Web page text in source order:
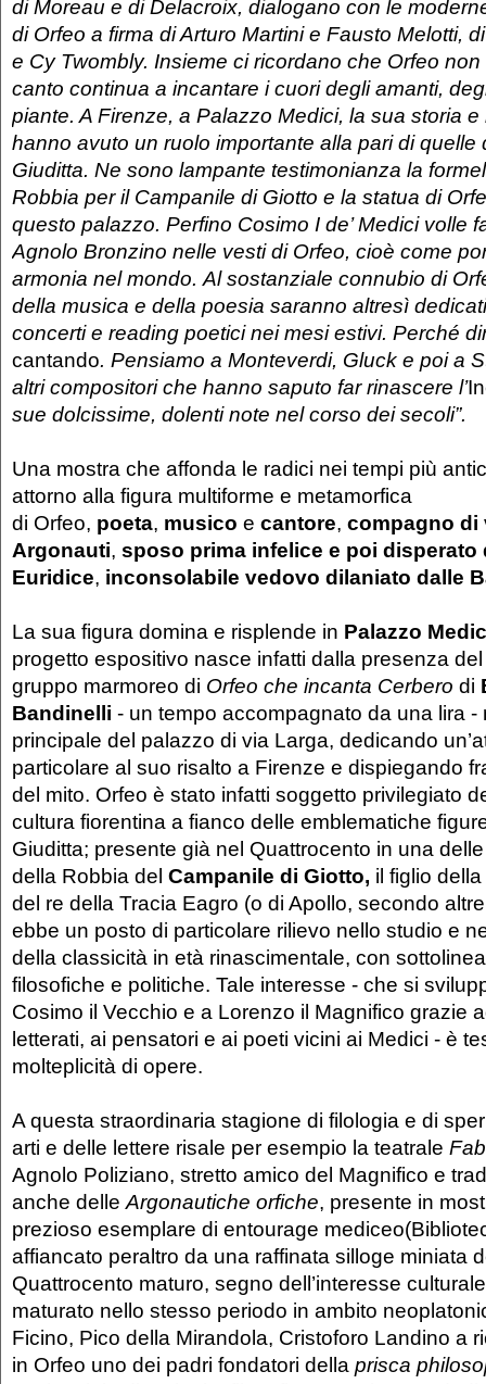
di Moreau e di Delacroix, dialogano con le
di Orfeo a firma di Arturo Martini e Fausto Melotti,
e Cy Twombly. Insieme ci ricordano che Orfeo
canto continua a incantare i cuori degli amanti,
piante. A Firenze, a Palazzo Medici, la sua storia
hanno avuto un ruolo importante alla pari di quelle
Giuditta. Ne sono lampante testimonianza la
Robbia per il Campanile di Giotto e la statua di
questo palazzo. Perfino Cosimo I de’ Medici volle
Agnolo Bronzino nelle vesti di Orfeo, cioè come
armonia nel mondo. Al sostanziale connubio di
della musica e della poesia saranno altresì
concerti e reading poetici nei mesi estivi. Perché
cantando. Pensiamo a Monteverdi, Gluck e poi a
altri compositori che hanno saputo far rinascere l’
sue dolcissime, dolenti note nel corso dei secoli”.
Una mostra che affonda le radici nei tempi più
attorno alla figura multiforme e metamorfica
di Orfeo, poeta, musico e cantore, compagno di
Argonauti, sposo prima infelice e poi disperato
Euridice, inconsolabile vedovo dilaniato dalle
La sua figura domina e risplende in Palazzo
progetto espositivo nasce infatti dalla presenza
gruppo marmoreo di Orfeo che incanta Cerbero di
Bandinelli - un tempo accompagnato da una lira -
principale del palazzo di via Larga, dedicando
particolare al suo risalto a Firenze e dispiegando
del mito. Orfeo è stato infatti soggetto privilegiato
cultura fiorentina a fianco delle emblematiche
Giuditta; presente già nel Quattrocento in una
della Robbia del Campanile di Giotto, il figlio
del re della Tracia Eagro (o di Apollo, secondo
ebbe un posto di particolare rilievo nello studio e
della classicità in età rinascimentale, con
filosofiche e politiche. Tale interesse - che si
Cosimo il Vecchio e a Lorenzo il Magnifico grazie
letterati, ai pensatori e ai poeti vicini ai Medici - è
molteplicità di opere.
A questa straordinaria stagione di filologia e di
arti e delle lettere risale per esempio la teatrale
Agnolo Poliziano, stretto amico del Magnifico e
anche delle Argonautiche orfiche, presente in
prezioso esemplare di entourage
affiancato peraltro da una raffinata silloge miniata
Quattrocento maturo, segno dell’interesse
maturato nello stesso periodo in ambito
Ficino, Pico della Mirandola, Cristoforo Landino a
in Orfeo uno dei padri fondatori della prisca